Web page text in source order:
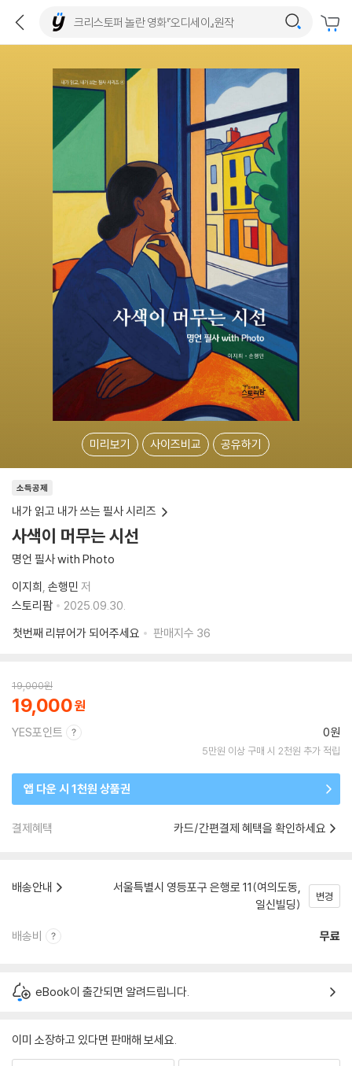
미리보기 사이즈비교 공유하기
소득공제
내가 읽고 내가 쓰는 필사 시리즈
사색이 머무는 시선
명언 필사 with Photo
이지희 손행민 저
스토리팜
2025.09.30.
첫번째 리뷰어가 되어주세요
판매지수 36
19,000원
19,000
YES포인트 0원
5만원 이상 구매 시 2천원 추가 적립
앱 다운 시 1천원 상품권
결제혜택 카드/간편결제 혜택을 확인하세요
배송안내
서울특별시 영등포구 은행로 11(여의도동,
일신빌딩)
변경
배송비 무료
eBook이 출간되면 알려드립니다.
이미 소장하고 있다면 판매해 보세요.